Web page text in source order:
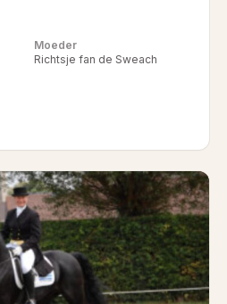
Moeder
Richtsje fan de Sweach